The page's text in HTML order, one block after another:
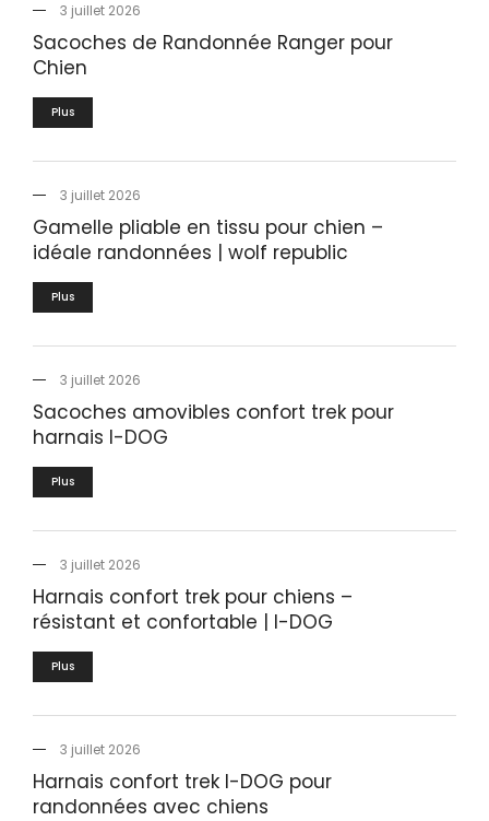
3 juillet 2026
Sacoches de Randonnée Ranger pour
Chien
Plus
3 juillet 2026
Gamelle pliable en tissu pour chien –
idéale randonnées | wolf republic
Plus
3 juillet 2026
Sacoches amovibles confort trek pour
harnais I-DOG
Plus
3 juillet 2026
Harnais confort trek pour chiens –
résistant et confortable | I-DOG
Plus
3 juillet 2026
Harnais confort trek I-DOG pour
randonnées avec chiens